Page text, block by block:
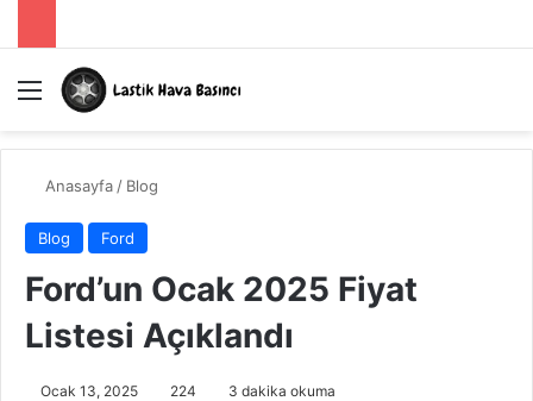
Menü
Anasayfa / Blog
Blog Ford
Ford’un Ocak 2025 Fiyat
Listesi Açıklandı
Ocak 13, 2025 224 3 dakika okuma